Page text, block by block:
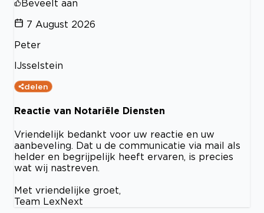
Beveelt aan
7 August 2026
Peter
IJsselstein
delen
Reactie van Notariële Diensten
Vriendelijk bedankt voor uw reactie en uw
aanbeveling. Dat u de communicatie via mail als
helder en begrijpelijk heeft ervaren, is precies
wat wij nastreven.
Met vriendelijke groet,
Team LexNext